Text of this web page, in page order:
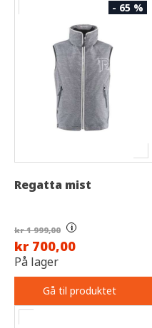
- 65 %
Regatta mist
kr 1 999,00 i
kr 700,00
På lager
Gå til produktet